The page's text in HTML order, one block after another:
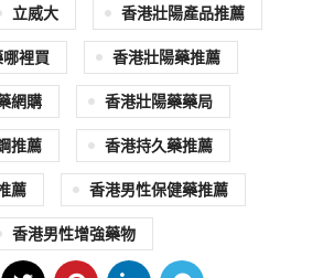
立威大 香港壯陽產品推薦
裡買 香港壯陽藥推薦
網購 香港壯陽藥藥局
推薦 香港持久藥推薦
薦 香港男性保健藥推薦
香港男性增強藥物